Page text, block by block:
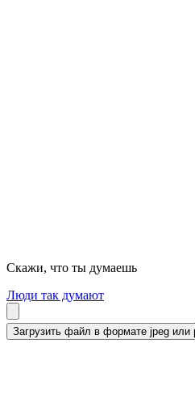
Скажи, что ты думаешь
Люди так думают